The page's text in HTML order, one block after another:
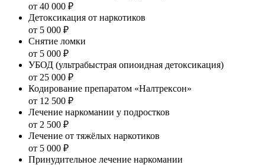
от 40 000 ₽
Детоксикация от наркотиков
от 5 000 ₽
Снятие ломки
от 5 000 ₽
УБОД (ультрабыстрая опиоидная детоксикация)
от 25 000 ₽
Кодирование препаратом «Налтрексон»
от 12 500 ₽
Лечение наркомании у подростков
от 2 500 ₽
Лечение от тяжёлых наркотиков
от 5 000 ₽
Принудительное лечение наркомании